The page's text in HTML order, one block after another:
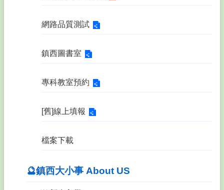
網路品質測試
鎮西圖書室
專科教室預約
[舊]線上填報
檔案下載
🔮鎮西大小事 About US